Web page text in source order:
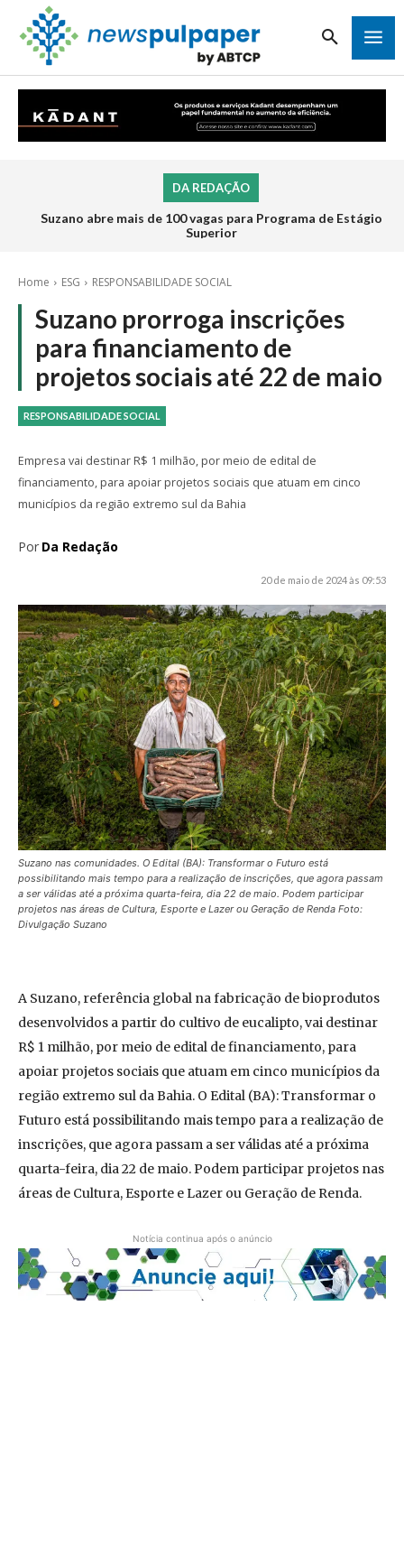
DA REDAÇÃO
Suzano abre mais de 100 vagas para Programa de Estágio
Superior
Home ESG RESPONSABILIDADE SOCIAL
Suzano prorroga inscrições
para financiamento de
projetos sociais até 22 de maio
RESPONSABILIDADE SOCIAL
Empresa vai destinar R$ 1 milhão, por meio de edital de
financiamento, para apoiar projetos sociais que atuam em cinco
municípios da região extremo sul da Bahia
Por Da Redação
20 de maio de 2024 às 09:53
Suzano nas comunidades. O Edital (BA): Transformar o Futuro está
possibilitando mais tempo para a realização de inscrições, que agora passam
a ser válidas até a próxima quarta-feira, dia 22 de maio. Podem participar
projetos nas áreas de Cultura, Esporte e Lazer ou Geração de Renda Foto:
Divulgação Suzano
A Suzano, referência global na fabricação de bioprodutos
desenvolvidos a partir do cultivo de eucalipto, vai destinar
R$ 1 milhão, por meio de edital de financiamento, para
apoiar projetos sociais que atuam em cinco municípios da
região extremo sul da Bahia. O Edital (BA): Transformar o
Futuro está possibilitando mais tempo para a realização de
inscrições, que agora passam a ser válidas até a próxima
quarta-feira, dia 22 de maio. Podem participar projetos nas
áreas de Cultura, Esporte e Lazer ou Geração de Renda.
Notícia continua após o anúncio